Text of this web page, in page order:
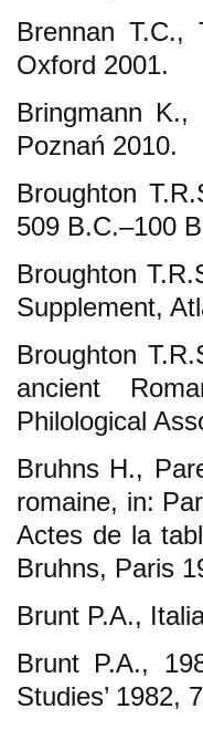
Brennan
Oxford 2001.
Bringmann K.,
Poznań 2010.
Broughton
509 B.C.–100
Broughton
Supplement,
Broughton
ancient
Philological
Bruhns H.,
romaine, in:
Actes de la
Bruhns, Paris
Brunt P.A.,
Brunt P.A.,
Studies’ 1982,